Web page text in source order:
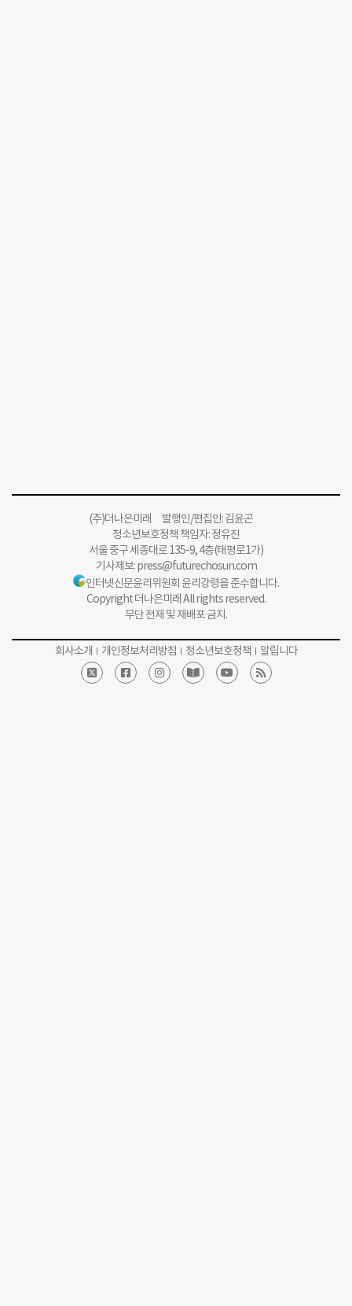
(주)더나은미래 발행인/편집인: 김윤곤
청소년보호정책 책임자: 정유진
서울 중구 세종대로 135-9, 4층(태평로1가)
기사제보:press@futurechosun.com
인터넷신문윤리위원회 윤리강령을 준수합니다.
Copyright 더나은미래 All rights reserved.
무단 전재 및 재배포 금지.
회사소개 개인정보처리방침 청소년보호정책 알립니다